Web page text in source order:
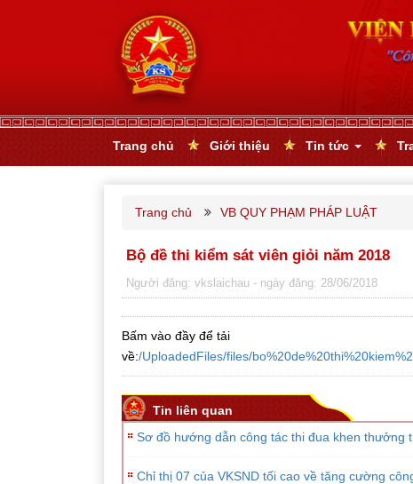
Trang chủ Giới thiệu Tin tức
Trang chủ VB QUY PHẠM PHÁP LUẬT
Bộ đề thi kiểm sát viên giỏi năm 2018
Người đăng: vkslaichau - ngày đăng: 28/06/2018
Bấm vào đầy để tải
về:/UploadedFiles/files/
Tin liên quan
Sơ đồ hướng dẫn công tác thi đua khen thưởng
Chỉ thị 07 của VKSND tối cao về tăng cường